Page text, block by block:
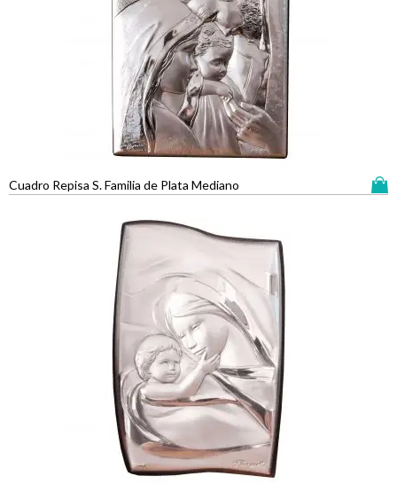
Cuadro Repisa S. Familia de Plata Mediano